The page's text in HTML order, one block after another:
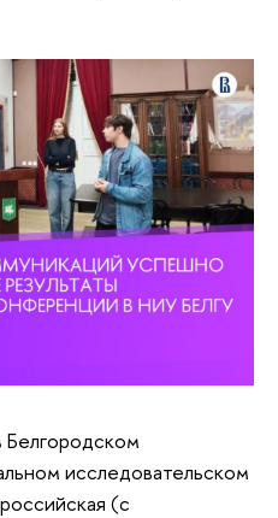
Белгородском
исследовательском
(с